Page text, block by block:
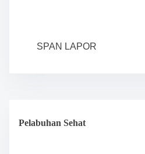
SPAN LAPOR
Pelabuhan Sehat